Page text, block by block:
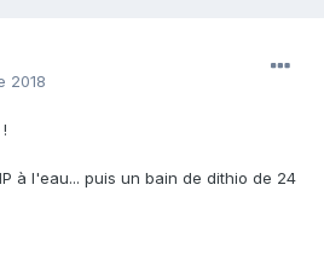
2018
à l'eau... puis un bain de dithio de 24